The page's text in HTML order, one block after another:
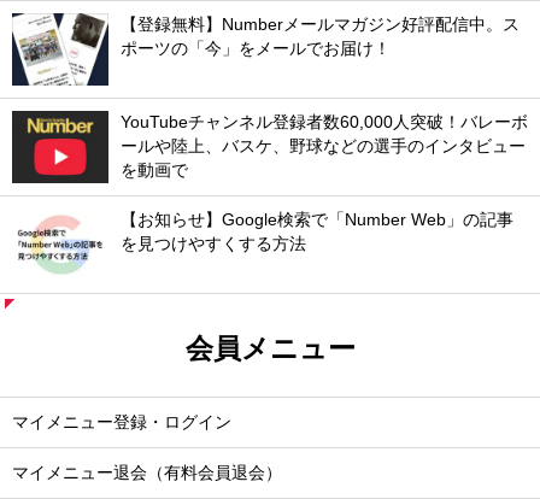
【登録無料】Numberメールマガジン好評配信中。ス
ポーツの「今」をメールでお届け！
YouTubeチャンネル登録者数60,000人突破！バレーボ
ールや陸上、バスケ、野球などの選手のインタビュー
を動画で
【お知らせ】Google検索で「Number Web」の記事
を見つけやすくする方法
会員メニュー
マイメニュー登録・ログイン
マイメニュー退会（有料会員退会）